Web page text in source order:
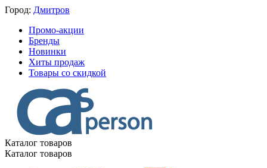
Город: Дмитров
Промо-акции
Бренды
Новинки
Хиты продаж
Товары со скидкой
Каталог товаров
Каталог товаров